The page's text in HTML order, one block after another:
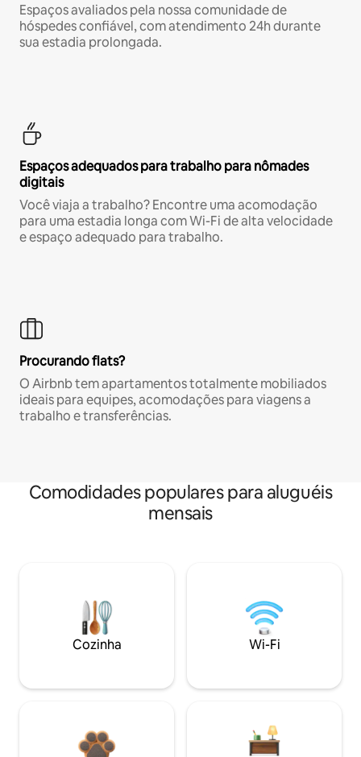
Espaços avaliados pela nossa comunidade de
hóspedes confiável, com atendimento 24h durante
sua estadia prolongada.
Espaços adequados para trabalho para nômades
digitais
Você viaja a trabalho? Encontre uma acomodação
para uma estadia longa com Wi-Fi de alta velocidade
e espaço adequado para trabalho.
Procurando flats?
O Airbnb tem apartamentos totalmente mobiliados
ideais para equipes, acomodações para viagens a
trabalho e transferências.
Comodidades populares para aluguéis
mensais
Cozinha Wi-Fi